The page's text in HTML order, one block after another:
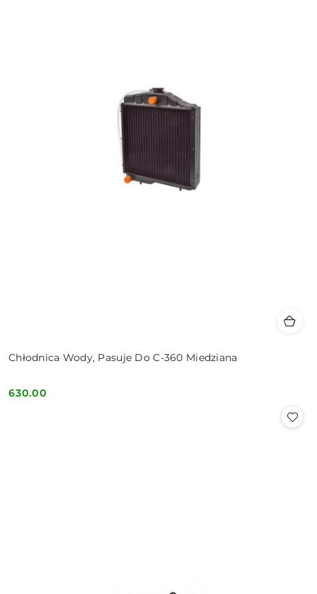
Chłodnica Wody, Pasuje Do C-360 Miedziana
Cena:
630.00